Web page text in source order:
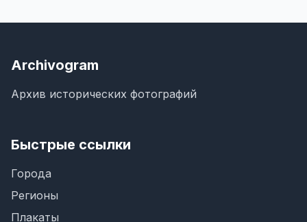
Archivogram
Архив исторических фотографий
Быстрые ссылки
Города
Регионы
Плакаты